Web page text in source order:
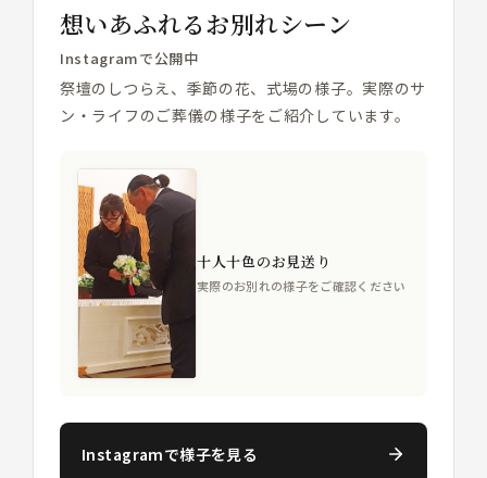
想いあふれるお別れシーン
Instagramで公開中
祭壇のしつらえ、季節の花、式場の様子。実際のサ
ン・ライフのご葬儀の様子をご紹介しています。
十人十色のお見送り
実際のお別れの様子をご確認ください
Instagramで様子を見る